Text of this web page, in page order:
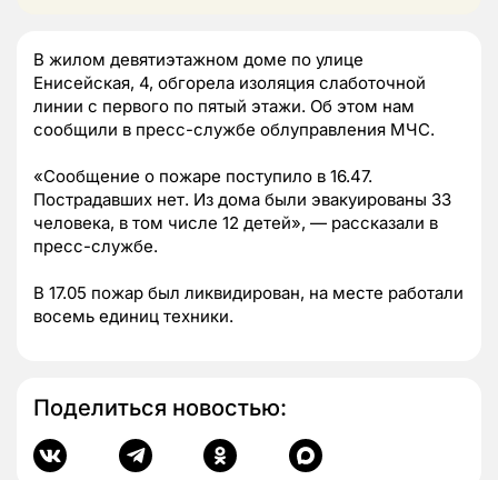
В жилом девятиэтажном доме по улице
Енисейская, 4, обгорела изоляция слаботочной
линии с первого по пятый этажи. Об этом нам
сообщили в пресс-службе облуправления МЧС.
«Сообщение о пожаре поступило в 16.47.
Пострадавших нет. Из дома были эвакуированы 33
человека, в том числе 12 детей», — рассказали в
пресс-службе.
В 17.05 пожар был ликвидирован, на месте работали
восемь единиц техники.
Поделиться новостью: